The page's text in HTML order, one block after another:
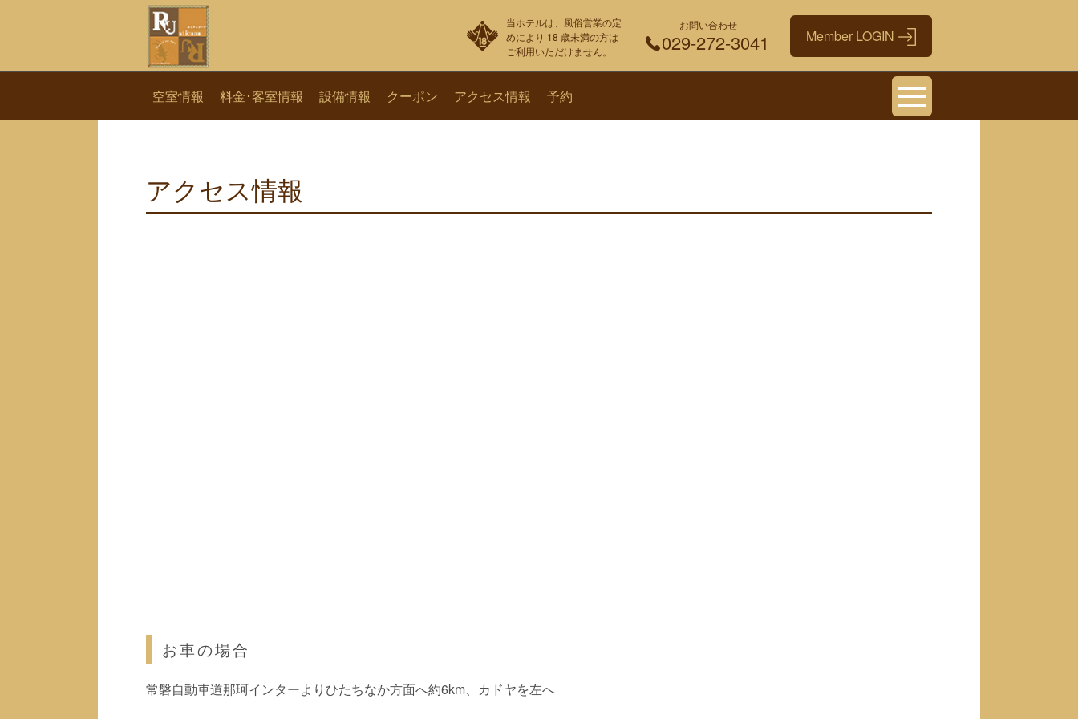
当ホテルは、風俗営業の定
めにより 18 歳未満の方は
ご利用いただけません。
お問い合わせ
029-272-3041
空室情報 料金･客室情報 設備情報 クーポン アクセス情報 予約
アクセス情報
お車の場合
常磐自動車道那珂インターよりひたちなか方面へ約6km、カドヤを左へ